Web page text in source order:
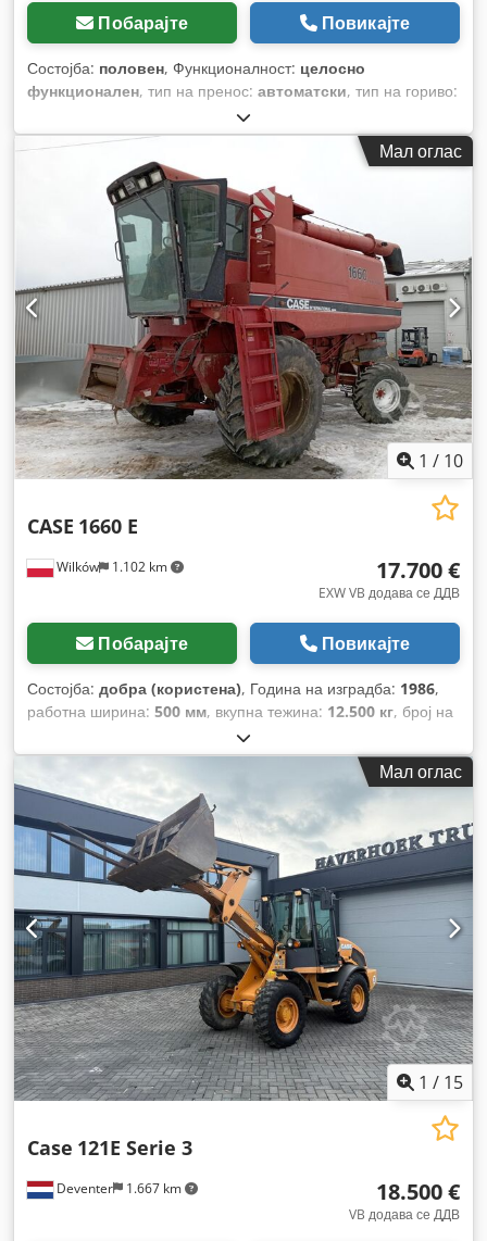
Побарајте Повикајте
Состојба: половен, Функционалност: целосно
функционален, тип на пренос: автоматски, тип на гориво:
7.500 кг
4x2, прва регистрација:10/1977, Година на изградба:1977,
хидраулични системи Мал оглас
1 / 10
Wilków 1.102 km
CASE 1660 E
17.700 €
EXW VB додава се ДДВ
Побарајте Повикајте
Состојба: добра (користена), Година на изградба: 1986,
работна ширина: 500 мм, вкупна тежина: 12.500 кг, број на
Мал оглас
1 / 15
Deventer 1.667 km
Case 121E Serie 3
18.500 €
VB додава се ДДВ